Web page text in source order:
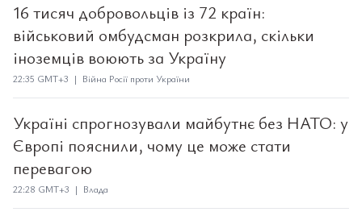
16 тисяч добровольців із 72 країн:
військовий омбудсман розкрила, скільки
іноземців воюють за Україну
22:35 GMT+3 | Війна Росії проти України
Україні спрогнозували майбутнє без НАТО: у
Європі пояснили, чому це може стати
перевагою
22:28 GMT+3 | Влада